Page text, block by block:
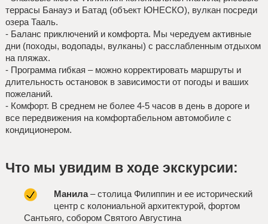
террасы Банауэ и Батад (объект ЮНЕСКО), вулкан посреди
озера Тааль.
- Баланс приключений и комфорта. Мы чередуем активные
дни (походы, водопады, вулканы) с расслабленным отдыхом
на пляжах.
- Программа гибкая – можно корректировать маршруты и
длительность остановок в зависимости от погоды и ваших
пожеланий.
- Комфорт. В среднем не более 4-5 часов в день в дороге и
все передвижения на комфортабельном автомобиле с
кондиционером.
Что мы увидим в ходе экскурсии:
Манила– столица Филиппин и ее исторический
центр с колониальной архитектурой, фортом
Сантьяго, собором Святого Августина